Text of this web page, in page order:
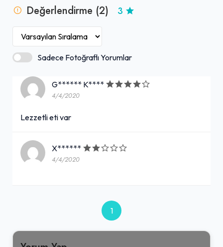
Değerlendirme (2) 3
Sadece Fotoğraflı Yorumlar
G****** K****
4/4/2020
Lezzetli eti var
X******
4/4/2020
1